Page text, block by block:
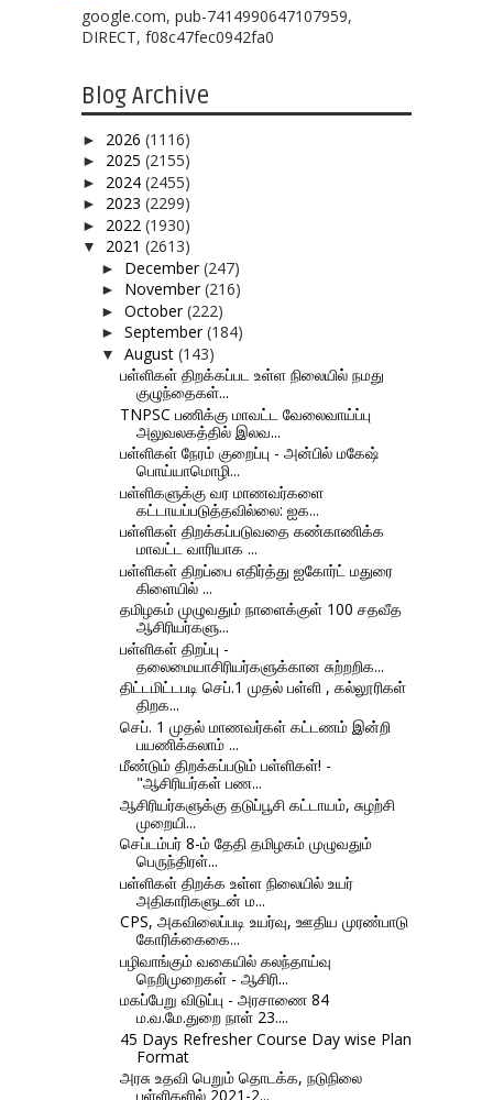
google.com, pub-7414990647107959,
DIRECT, f08c47fec0942fa0
Blog Archive
► 2026 (1116)
► 2025 (2155)
► 2024 (2455)
► 2023 (2299)
► 2022 (1930)
▼ 2021 (2613)
► December(247)
► November(216)
► October(222)
► September(184)
▼ August (143)
பள்ளிகள் திறக்கப்பட உள்ள நிலையில் நமது
குழுந்தைகள்...
TNPSC பணிக்கு மாவட்ட வேலைவாய்ப்பு
அலுவலகத்தில் இலவ...
பள்ளிகள் நேரம் குறைப்பு - அன்பில் மகேஷ்
பொய்யாமொழி...
பள்ளிகளுக்கு வர மாணவர்களை
கட்டாயப்படுத்தவில்லை: ஐக...
பள்ளிகள் திறக்கப்படுவதை கண்காணிக்க
மாவட்ட வாரியாக ...
பள்ளிகள் திறப்பை எதிர்த்து ஐகோர்ட் மதுரை
கிளையில் ...
தமிழகம் முழுவதும் நாளைக்குள் 100 சதவீத
ஆசிரியர்களு...
பள்ளிகள் திறப்பு -
தலைமையாசிரியர்களுக்கான சுற்றறிக...
திட்டமிட்டபடி செப்.1 முதல் பள்ளி , கல்லூரிகள்
திறக...
செப். 1 முதல் மாணவர்கள் கட்டணம் இன்றி
பயணிக்கலாம் ...
மீண்டும் திறக்கப்படும் பள்ளிகள்! -
"ஆசிரியர்கள் பண...
ஆசிரியர்களுக்கு தடுப்பூசி கட்டாயம், சுழற்சி
முறையி...
செப்டம்பர் 8-ம் தேதி தமிழகம் முழுவதும்
பெருந்திரள்...
பள்ளிகள் திறக்க உள்ள நிலையில் உயர்
அதிகாரிகளுடன் ம...
CPS, அகவிலைப்படி உயர்வு, ஊதிய முரண்பாடு
கோரிக்கைகை...
பழிவாங்கும் வகையில் கலந்தாய்வு
நெறிமுறைகள் - ஆசிரி...
மகப்பேறு விடுப்பு - அரசாணை 84
ம.வ.மே.துறை நாள் 23....
45 Days Refresher Course Day wise Plan
Format
அரசு உதவி பெறும் தொடக்க, நடுநிலை
பள்ளிகளில் 2021-2...